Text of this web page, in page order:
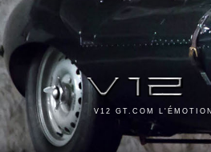
V12 GT.COM